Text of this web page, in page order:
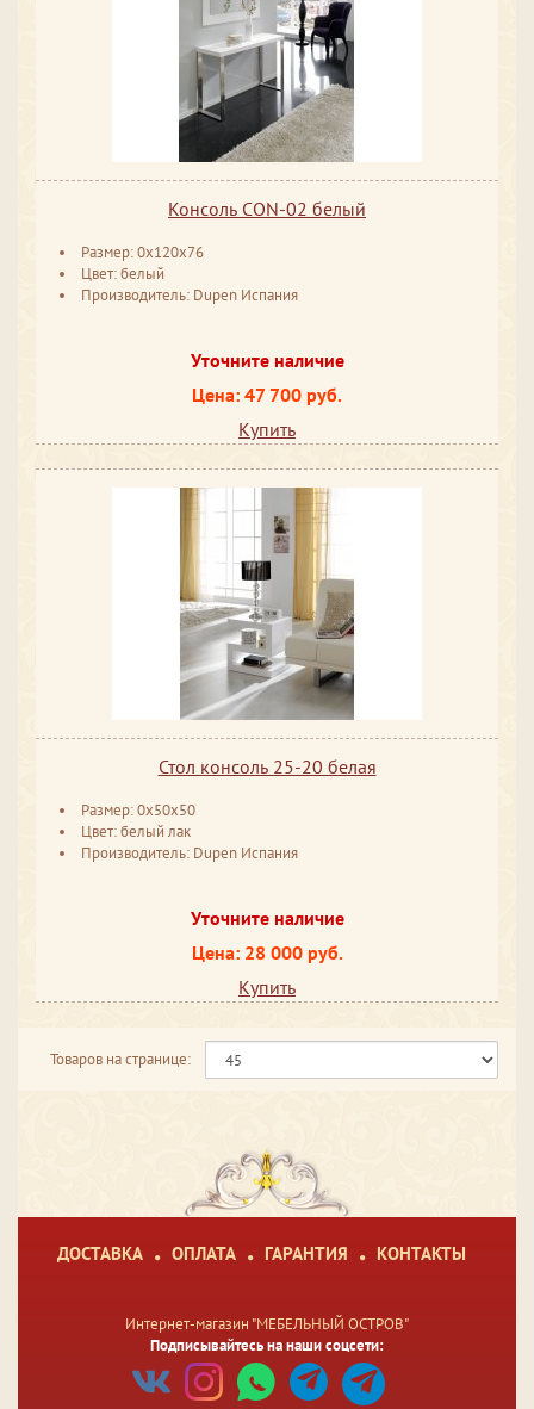
Консоль CON-02 белый
Размер: 0x120x76
Цвет: белый
Производитель: Dupen Испания
Уточните наличие
Цена: 47 700 руб.
Купить
Стол консоль 25-20 белая
Размер: 0x50x50
Цвет: белый лак
Производитель: Dupen Испания
Уточните наличие
Цена: 28 000 руб.
Купить
Товаров на странице:
ДОСТАВКА ОПЛАТА ГАРАНТИЯ КОНТАКТЫ
Интернет-магазин "МЕБЕЛЬНЫЙ ОСТРОВ"
Подписывайтесь на наши соцсети: